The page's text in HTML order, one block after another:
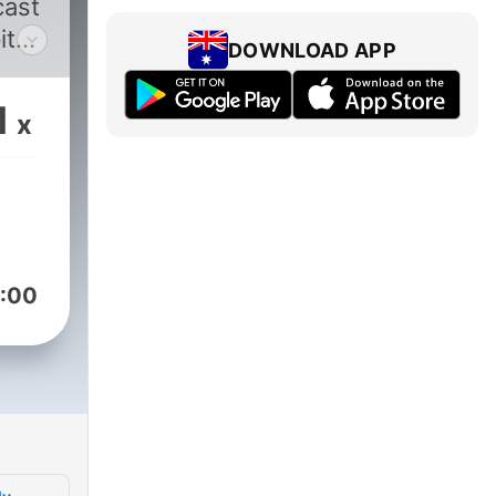
der
x
DOWNLOAD APP